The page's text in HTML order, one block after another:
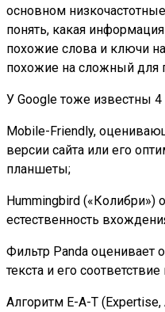
основном
понять, какая
похожие слова и ключи
похожие на сложный для
У Google тоже известны 4
Mobile-Friendly,
версии сайта или его
планшеты;
Hummingbird («Колибри»)
естественность
Фильтр Panda оценивает
текста и его
Алгоритм E-A-T